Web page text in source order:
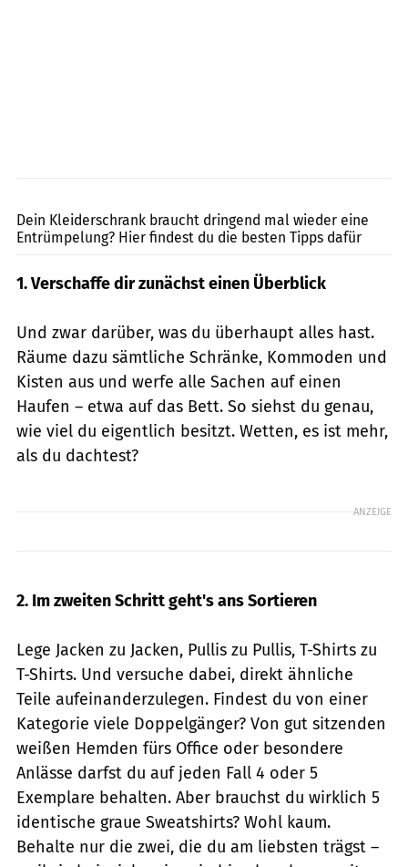
Dein Kleiderschrank braucht dringend mal wieder eine
Entrümpelung? Hier findest du die besten Tipps dafür
1. Verschaffe dir zunächst einen Überblick
Und zwar darüber, was du überhaupt alles hast.
Räume dazu sämtliche Schränke, Kommoden und
Kisten aus und werfe alle Sachen auf einen
Haufen – etwa auf das Bett. So siehst du genau,
wie viel du eigentlich besitzt. Wetten, es ist mehr,
als du dachtest?
ANZEIGE
2. Im zweiten Schritt geht's ans Sortieren
Lege Jacken zu Jacken, Pullis zu Pullis, T-Shirts zu
T-Shirts. Und versuche dabei, direkt ähnliche
Teile aufeinanderzulegen. Findest du von einer
Kategorie viele Doppelgänger? Von gut sitzenden
weißen Hemden fürs Office oder besondere
Anlässe darfst du auf jeden Fall 4 oder 5
Exemplare behalten. Aber brauchst du wirklich 5
identische graue Sweatshirts? Wohl kaum.
Behalte nur die zwei, die du am liebsten trägst –